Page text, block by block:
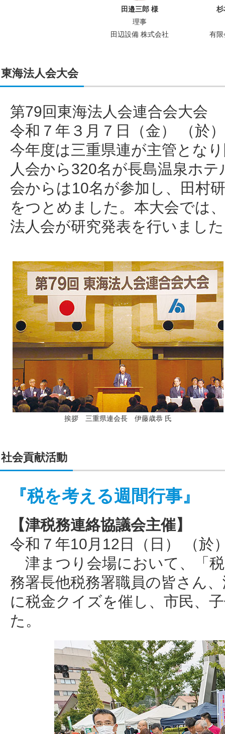
田邉三郎 様
理事
田辺設備 株式会社
杉
有限
東海法人会大会
第79回東海法人会連合会大会
令和７年３月７日（金） （於
今年度は三重県連が主管とな
人会から320名が長島温泉ホ
会からは10名が参加し、田村
をつとめました。本大会では
法人会が研究発表を行いまし
挨拶 三重県連会長 伊藤歳恭 氏
社会貢献活動
『税を考える週間行事』
【津税務連絡協議会主催】
令和７年10月12日（日） （於
津まつり会場において、「
務署長他税務署職員の皆さん
に税金クイズを催し、市民、
た。